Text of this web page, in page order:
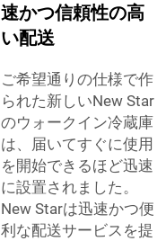
速かつ信頼性の高
い配送
ご希望通りの仕様で作
られた新しいNew Star
のウォークイン冷蔵庫
は、届いてすぐに使用
を開始できるほど迅速
に設置されました。
New Starは迅速かつ便
利な配送サービスを提